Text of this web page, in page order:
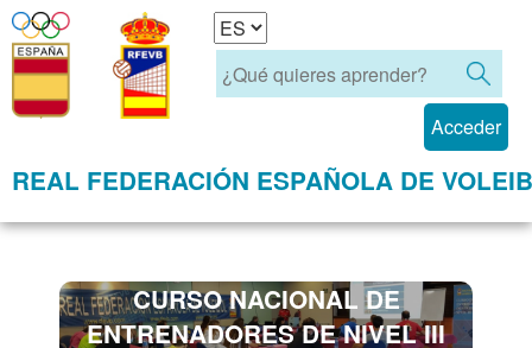
Acceder
REAL FEDERACIÓN ESPAÑOLA DE
CURSO NACIONAL DE
ENTRENADORES DE NIVEL III